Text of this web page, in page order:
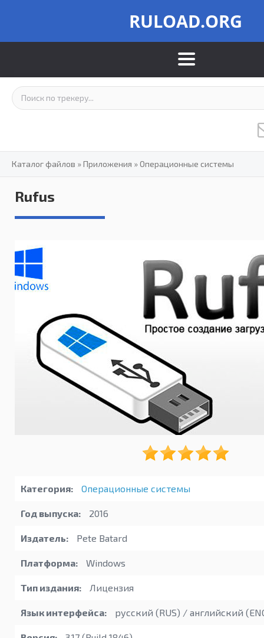
RULOAD.ORG
Каталог файлов »Приложения »Операционные системы
Rufus
Категория: Операционные системы
Год выпуска: 2016
Издатель: Pete Batard
Платформа: Windows
Тип издания: Лицензия
Язык интерфейса: русский (RUS) / английский